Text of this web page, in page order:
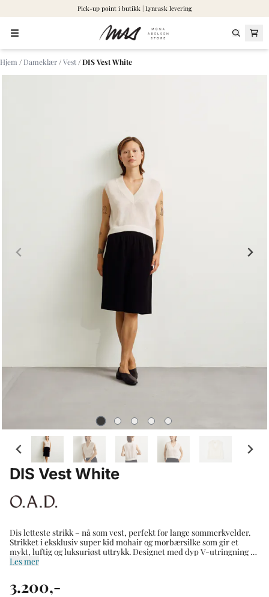
Pick-up point i butikk | Lynrask levering
Hjem / Dameklær /Vest /DIS Vest White
DIS Vest White
Dis letteste strikk – nå som vest, perfekt for lange sommerkvelder.
Strikket i eksklusiv super kid mohair og morbærsilke som gir et
mykt, luftig og luksuriøst uttrykk. Designet med dyp V-utringning og
rene avslutninger for en tidløs silhuett. – Dyp V-utringning – Lett og
og bruker størrelse S.
Les mer
3.200,-